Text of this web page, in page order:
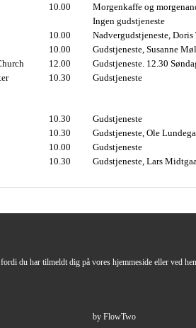
10.00
Morgenkaffe og
Ingen gudstjeneste
10.00
Nadvergudstjeneste,
10.00
Gudstjeneste, Susanne
12.00
Gudstjeneste. 12.30
10.30 Gudstjeneste
10.30
Gudstjeneste
10.30
Gudstjeneste, Ole
10.00
Gudstjeneste
10.30 Gudstjeneste, Lars
du har tilmeldt dig på vores hjemmeside eller ved
by FlowTwo